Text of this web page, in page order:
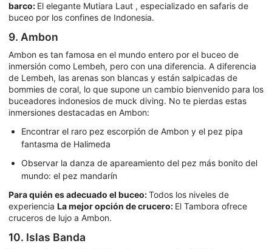
barco: El elegante Mutiara Laut , especializado en safaris de
buceo por los confines de Indonesia.
9. Ambon
Ambon es tan famosa en el mundo entero por el buceo de
inmersión como Lembeh, pero con una diferencia. A diferencia
de Lembeh, las arenas son blancas y están salpicadas de
bommies de coral, lo que supone un cambio bienvenido para los
buceadores indonesios de muck diving. No te pierdas estas
inmersiones destacadas en Ambon:
Encontrar el raro pez escorpión de Ambon y el pez pipa
fantasma de Halimeda
Observar la danza de apareamiento del pez más bonito del
mundo: el pez mandarín
Para quién es adecuado el buceo:Todos los niveles de
experiencia La mejor opción de crucero: El Tambora ofrece
cruceros de lujo a Ambon.
10. Islas Banda